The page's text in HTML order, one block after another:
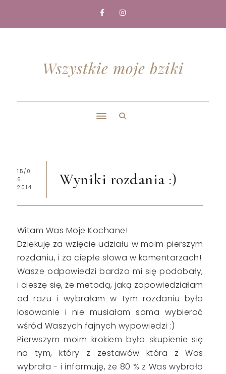
Wszystkie moje bziki
15/0
6
2014
Wyniki rozdania :)
Witam Was Moje Kochane!
Dziękuję za wzięcie udziału w moim pierszym
rozdaniu, i za ciepłe słowa w komentarzach!
Wasze odpowiedzi bardzo mi się podobały,
i cieszę się, że metodą, jaką zapowiedziałam
od razu i wybrałam w tym rozdaniu było
losowanie i nie musiałam sama wybierać
wśród Waszych fajnych wypowiedzi :)
Pierwszym moim krokiem było skupienie się
na tym, który z zestawów która z Was
wybrała - i informuję, że 80 % z Was wybrało